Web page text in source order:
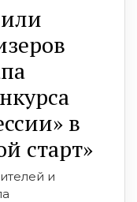
в
старт»
и